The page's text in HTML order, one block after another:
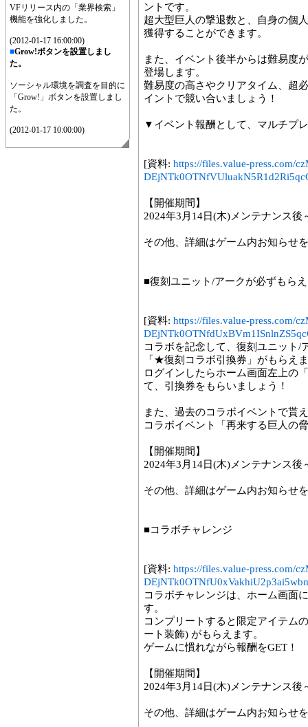
VFリリース内の「業界検索」
機能を強化しました。
(2012-01-17 16:00:00)
■Grow!ボタンを設置しまし
た。
ソーシャル環境を調査を目的に
「Grow!」ボタンを設置しまし
た。
(2012-01-17 10:00:00)
ントです。
超大型巨人の撃退数と、自身の個
獲得することができます。
また、イベント後半からは難易度
登場します。
難易度の高さやクリアタイム、超
イントで競い合いましょう！
▼イベント報酬として、マルチプ
[資料: https://files.value-press.com/
【開催期間】
2024年3月14日(木)メンテナンス後
その他、詳細はゲーム内お知らせ
■復刻ユニット/アークが必ずもら
[資料: https://files.value-press.com/
コラボを記念して、復刻ユニット/
「★復刻コラボ引換券」がもらえ
ログインしたらホーム画面左上の
て、引換券をもらいましょう！
また、過去のコラボイベントで貰
コラボイベント「再来する巨人の
【開催期間】
2024年3月14日(木)メンテナンス後
その他、詳細はゲーム内お知らせ
■コラボチャレンジ
[資料: https://files.value-press.com/
コラボチャレンジは、ホーム画面
す。
コンプリートすると限定アイテム
ート装飾) がもらえます。
ゲームに慣れながら報酬をGET！
【開催期間】
2024年3月14日(木)メンテナンス後
その他、詳細はゲーム内お知らせ